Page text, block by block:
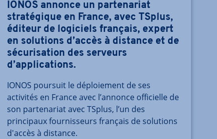
IONOS annonce un partenariat
stratégique en France, avec TSplus,
éditeur de logiciels français, expert
en solutions d’accès à distance et de
sécurisation des serveurs
d’applications.
IONOS poursuit le déploiement de ses
activités en France avec l’annonce officielle de
son partenariat avec TSplus, l’un des
principaux fournisseurs français de solutions
d'accès à distance.